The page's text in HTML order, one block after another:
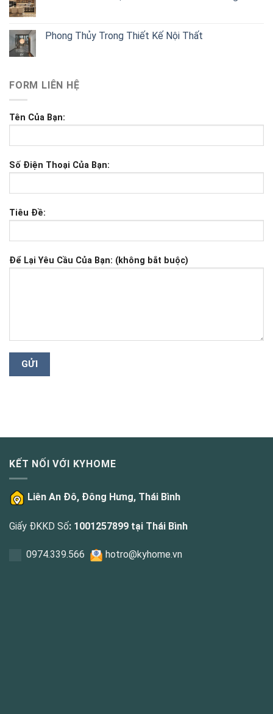
Phong Thủy Trong Thiết Kế Nội Thất
FORM LIÊN HỆ
Tên Của Bạn:
Số Điện Thoại Của Bạn:
Tiêu Đề:
Để Lại Yêu Cầu Của Bạn: (không bắt buộc)
KẾT NỐI VỚI KYHOME
Liên An Đô, Đông Hưng, Thái Bình
Giấy ĐKKD Số: 1001257899 tại Thái Bình
0974.339.566 hotro@kyhome.vn